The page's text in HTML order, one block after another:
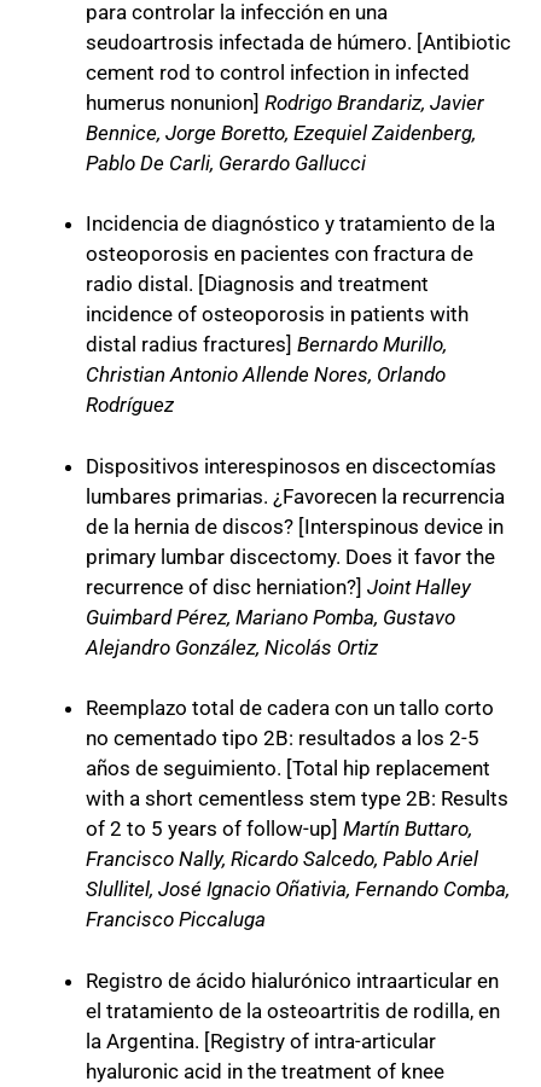
para controlar la infección en una
seudoartrosis infectada de húmero. [Antibiotic
cement rod to control infection in infected
humerus nonunion] Rodrigo Brandariz, Javier
Bennice, Jorge Boretto, Ezequiel Zaidenberg,
Pablo De Carli, Gerardo Gallucci
Incidencia de diagnóstico y tratamiento de la
osteoporosis en pacientes con fractura de
radio distal. [Diagnosis and treatment
incidence of osteoporosis in patients with
distal radius fractures] Bernardo Murillo,
Christian Antonio Allende Nores, Orlando
Rodríguez
Dispositivos interespinosos en discectomías
lumbares primarias. ¿Favorecen la recurrencia
de la hernia de discos? [Interspinous device in
primary lumbar discectomy. Does it favor the
recurrence of disc herniation?] Joint Halley
Guimbard Pérez, Mariano Pomba, Gustavo
Alejandro González, Nicolás Ortiz
Reemplazo total de cadera con un tallo corto
no cementado tipo 2B: resultados a los 2-5
años de seguimiento. [Total hip replacement
with a short cementless stem type 2B: Results
of 2 to 5 years of follow-up] Martín Buttaro,
Francisco Nally, Ricardo Salcedo, Pablo Ariel
Slullitel, José Ignacio Oñativia, Fernando Comba,
Francisco Piccaluga
Registro de ácido hialurónico intraarticular en
el tratamiento de la osteoartritis de rodilla, en
la Argentina. [Registry of intra-articular
hyaluronic acid in the treatment of knee